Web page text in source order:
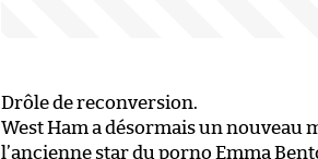
Drôle de reconversion.
West Ham a désormais un nouveau
l’ancienne star du porno Emma